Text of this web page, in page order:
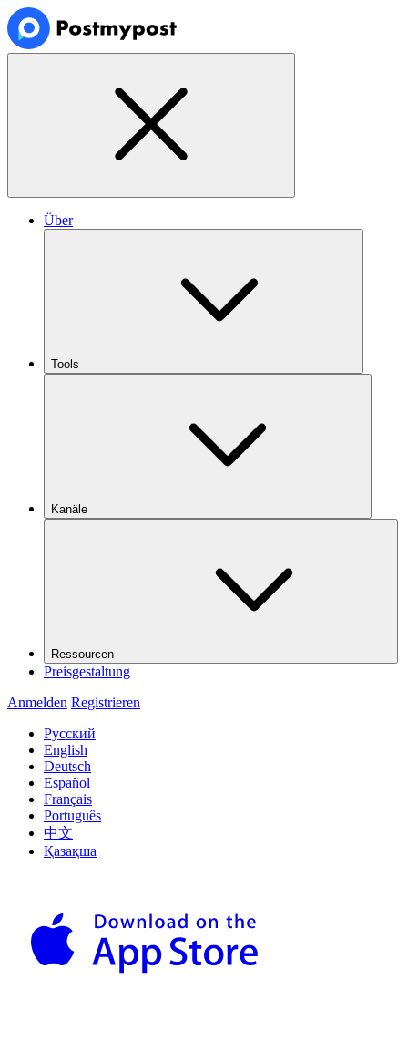
Über
Tools
Kanäle
Ressourcen
Preisgestaltung
Anmelden Registrieren
Русский
English
Deutsch
Español
Français
Português
中文
Қазақша